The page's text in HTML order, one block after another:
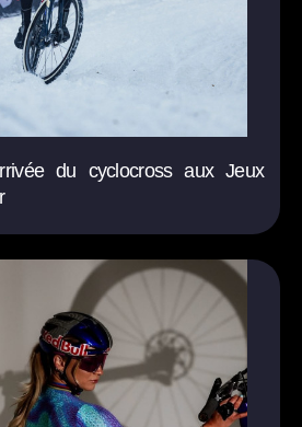
du cyclocross aux Jeux